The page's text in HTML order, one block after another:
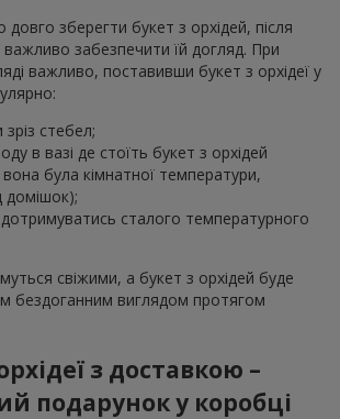
зберегти букет з орхідей, після
забезпечити їй догляд. При
важливо, поставивши букет з орхідеї у
стебел;
в вазі де стоїть букет з орхідей
була кімнатної температури,
домішок);
сталого температурного
свіжими, а букет з орхідей буде
бездоганним виглядом протягом
з доставкою –
подарунок у коробці